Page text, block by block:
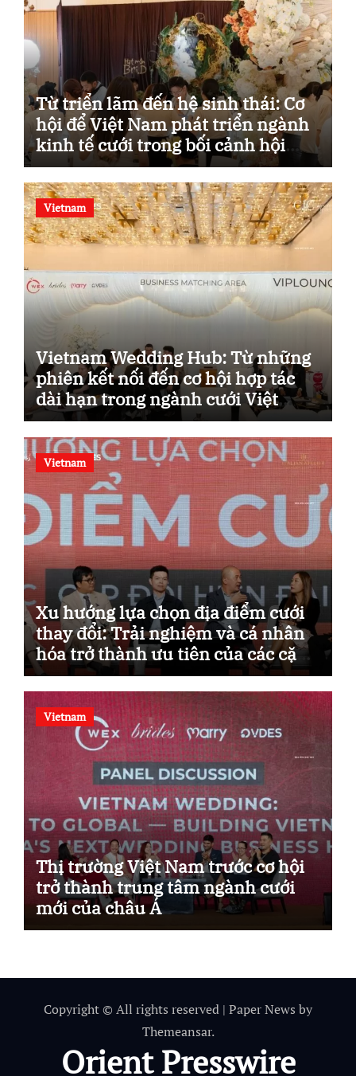
Từ triển lãm đến hệ sinh thái: Cơ
hội để Việt Nam phát triển ngành
kinh tế cưới trong bối cảnh hội
nhập.
Vietnam
Vietnam Wedding Hub: Từ những
phiên kết nối đến cơ hội hợp tác
dài hạn trong ngành cưới Việt
Nam
Vietnam
Xu hướng lựa chọn địa điểm cưới
thay đổi: Trải nghiệm và cá nhân
hóa trở thành ưu tiên của các cặp
đôi hiện đại
Vietnam
Thị trường Việt Nam trước cơ hội
trở thành trung tâm ngành cưới
mới của châu Á
Copyright © All rights reserved | Paper News by
Themeansar.
Orient Presswire